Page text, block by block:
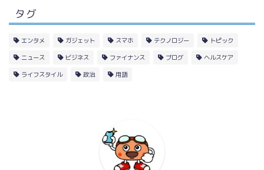
タグ
エンタメ ガジェット スマホ テクノロジー トピック
ニュース ビジネス ファイナンス ブログ ヘルスケア
ライフスタイル 政治 用語